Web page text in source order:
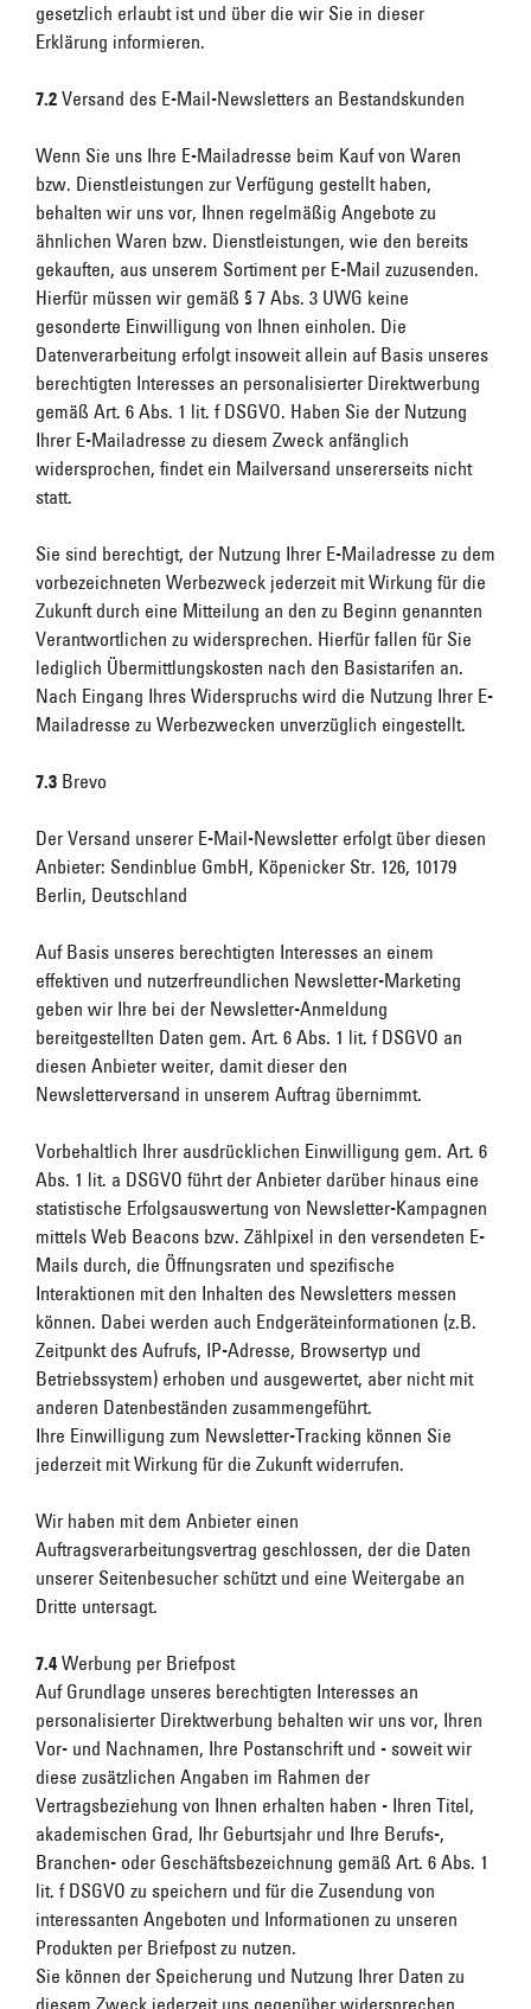
gesetzlich erlaubt ist und über die wir Sie in dieser
Erklärung informieren.
7.2 Versand des E-Mail-Newsletters an Bestandskunden
Wenn Sie uns Ihre E-Mailadresse beim Kauf von Waren
bzw. Dienstleistungen zur Verfügung gestellt haben,
behalten wir uns vor, Ihnen regelmäßig Angebote zu
ähnlichen Waren bzw. Dienstleistungen, wie den bereits
gekauften, aus unserem Sortiment per E-Mail zuzusenden.
Hierfür müssen wir gemäß § 7 Abs. 3 UWG keine
gesonderte Einwilligung von Ihnen einholen. Die
Datenverarbeitung erfolgt insoweit allein auf Basis unseres
berechtigten Interesses an personalisierter Direktwerbung
gemäß Art. 6 Abs. 1 lit. f DSGVO. Haben Sie der Nutzung
Ihrer E-Mailadresse zu diesem Zweck anfänglich
widersprochen, findet ein Mailversand unsererseits nicht
statt.
Sie sind berechtigt, der Nutzung Ihrer E-Mailadresse zu dem
vorbezeichneten Werbezweck jederzeit mit Wirkung für die
Zukunft durch eine Mitteilung an den zu Beginn genannten
Verantwortlichen zu widersprechen. Hierfür fallen für Sie
lediglich Übermittlungskosten nach den Basistarifen an.
Nach Eingang Ihres Widerspruchs wird die Nutzung Ihrer E-
Mailadresse zu Werbezwecken unverzüglich eingestellt.
7.3 Brevo
Der Versand unserer E-Mail-Newsletter erfolgt über diesen
Anbieter: Sendinblue GmbH, Köpenicker Str. 126, 10179
Berlin, Deutschland
Auf Basis unseres berechtigten Interesses an einem
effektiven und nutzerfreundlichen Newsletter-Marketing
geben wir Ihre bei der Newsletter-Anmeldung
bereitgestellten Daten gem. Art. 6 Abs. 1 lit. f DSGVO an
diesen Anbieter weiter, damit dieser den
Newsletterversand in unserem Auftrag übernimmt.
Vorbehaltlich Ihrer ausdrücklichen Einwilligung gem. Art. 6
Abs. 1 lit. a DSGVO führt der Anbieter darüber hinaus eine
statistische Erfolgsauswertung von Newsletter-Kampagnen
mittels Web Beacons bzw. Zählpixel in den versendeten E-
Mails durch, die Öffnungsraten und spezifische
Interaktionen mit den Inhalten des Newsletters messen
können. Dabei werden auch Endgeräteinformationen (z.B.
Zeitpunkt des Aufrufs, IP-Adresse, Browsertyp und
Betriebssystem) erhoben und ausgewertet, aber nicht mit
anderen Datenbeständen zusammengeführt.
Ihre Einwilligung zum Newsletter-Tracking können Sie
jederzeit mit Wirkung für die Zukunft widerrufen.
Wir haben mit dem Anbieter einen
Auftragsverarbeitungsvertrag geschlossen, der die Daten
unserer Seitenbesucher schützt und eine Weitergabe an
Dritte untersagt.
7.4 Werbung per Briefpost
Auf Grundlage unseres berechtigten Interesses an
personalisierter Direktwerbung behalten wir uns vor, Ihren
Vor- und Nachnamen, Ihre Postanschrift und - soweit wir
diese zusätzlichen Angaben im Rahmen der
Vertragsbeziehung von Ihnen erhalten haben - Ihren Titel,
akademischen Grad, Ihr Geburtsjahr und Ihre Berufs-,
Branchen- oder Geschäftsbezeichnung gemäß Art. 6 Abs. 1
lit. f DSGVO zu speichern und für die Zusendung von
interessanten Angeboten und Informationen zu unseren
Produkten per Briefpost zu nutzen.
Sie können der Speicherung und Nutzung Ihrer Daten zu
diesem Zweck jederzeit uns gegenüber widersprechen.